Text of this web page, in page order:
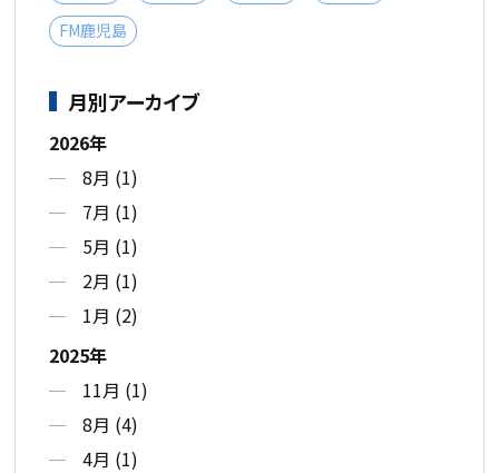
FM鹿児島
月別アーカイブ
2026年
8月 (1)
7月 (1)
5月 (1)
2月 (1)
1月 (2)
2025年
11月 (1)
8月 (4)
4月 (1)